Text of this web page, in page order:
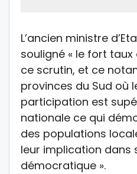
L’ancien ministre
souligné « le fort
ce scrutin, et ce
provinces du Sud où
participation est
nationale ce qui
des populations
leur implication dans
démocratique ».